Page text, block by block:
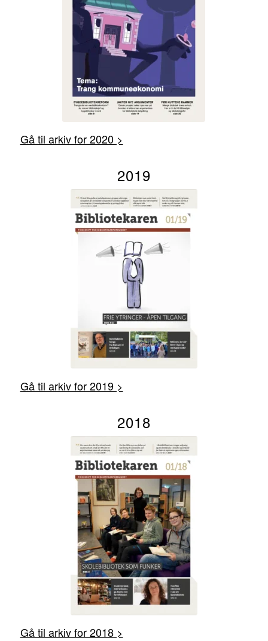
Gå til arkiv for 2020 >
2019
Gå til arkiv for 2019 >
2018
Gå til arkiv for 2018 >